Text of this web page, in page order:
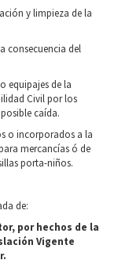
y limpieza de la
consecuencia del
equipajes de la
Civil por los
caída.
o incorporados a la
mercancías ó de
porta-niños.
de:
por hechos de la
Vigente